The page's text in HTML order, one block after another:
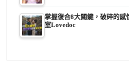
掌握復合8大關鍵，破碎的感
室Lovedoc